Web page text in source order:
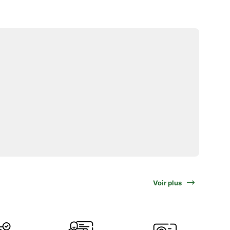
Voir plus